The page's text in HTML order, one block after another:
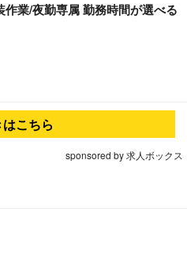
業/夜勤専属 勤務時間が選べる
こちら
sponsored by 求人ボックス